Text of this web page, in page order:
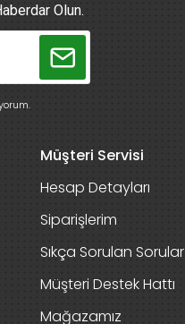
Olun.
Müşteri Servisi
Hesap Detayları
Siparişlerim
Sıkça Sorulan Sorular
Müşteri Destek Hattı
Mağazamız